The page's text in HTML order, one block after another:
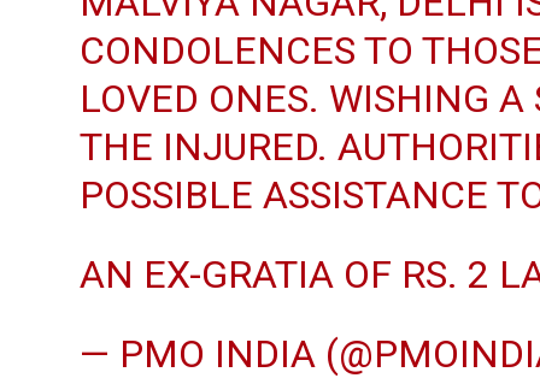
CONDOLENCES TO
LOVED ONES. WISHING A
THE INJURED.
POSSIBLE ASSISTANCE
AN EX-GRATIA OF RS. 2
— PMO INDIA